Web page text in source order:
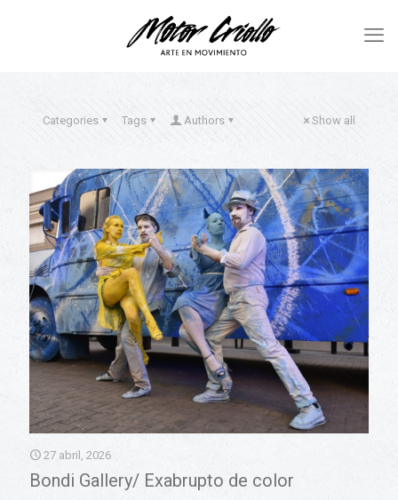
Categories Tags Authors Show all
27 abril, 2026
Bondi Gallery/ Exabrupto de color